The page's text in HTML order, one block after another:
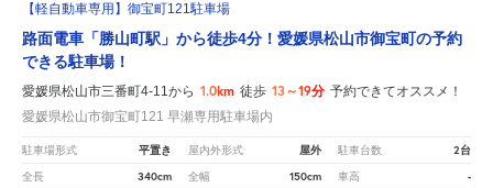
【軽自動車専用】御宝町121駐車場
路面電車「勝山町駅」から徒歩4分！愛媛県松山市御宝町の予約
できる駐車場！
愛媛県松山市三番町4-11から 1.0km 徒歩 13～19分 予約できてオススメ！
愛媛県松山市御宝町121 早瀬専用駐車場内
駐車場形式 平置き 屋内外形式 屋外 駐車台数 2台
全長 340cm 全幅 150cm 車高 -